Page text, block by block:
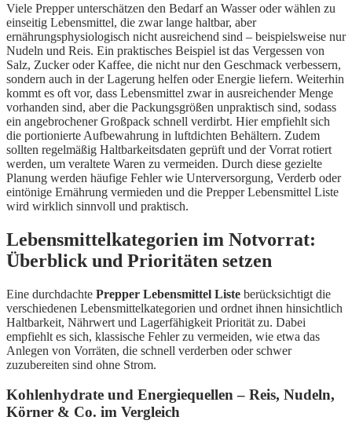
Viele Prepper unterschätzen den Bedarf an Wasser oder wählen zu
einseitig Lebensmittel, die zwar lange haltbar, aber
ernährungsphysiologisch nicht ausreichend sind – beispielsweise nur
Nudeln und Reis. Ein praktisches Beispiel ist das Vergessen von
Salz, Zucker oder Kaffee, die nicht nur den Geschmack verbessern,
sondern auch in der Lagerung helfen oder Energie liefern. Weiterhin
kommt es oft vor, dass Lebensmittel zwar in ausreichender Menge
vorhanden sind, aber die Packungsgrößen unpraktisch sind, sodass
ein angebrochener Großpack schnell verdirbt. Hier empfiehlt sich
die portionierte Aufbewahrung in luftdichten Behältern. Zudem
sollten regelmäßig Haltbarkeitsdaten geprüft und der Vorrat rotiert
werden, um veraltete Waren zu vermeiden. Durch diese gezielte
Planung werden häufige Fehler wie Unterversorgung, Verderb oder
eintönige Ernährung vermieden und die Prepper Lebensmittel Liste
wird wirklich sinnvoll und praktisch.
Lebensmittelkategorien im Notvorrat:
Überblick und Prioritäten setzen
Eine durchdachte Prepper Lebensmittel Liste berücksichtigt die
verschiedenen Lebensmittelkategorien und ordnet ihnen hinsichtlich
Haltbarkeit, Nährwert und Lagerfähigkeit Priorität zu. Dabei
empfiehlt es sich, klassische Fehler zu vermeiden, wie etwa das
Anlegen von Vorräten, die schnell verderben oder schwer
zuzubereiten sind ohne Strom.
Kohlenhydrate und Energiequellen – Reis, Nudeln,
Körner & Co. im Vergleich